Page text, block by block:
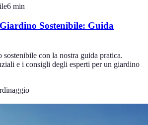
6 min
Sostenibile: Guida
con la nostra guida pratica.
e i consigli degli esperti per un giardino